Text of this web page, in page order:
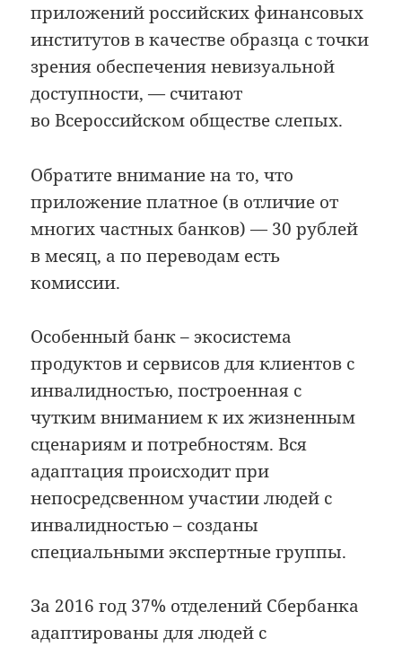
приложений российских финансовых
институтов в качестве образца с точки
зрения обеспечения невизуальной
доступности, — считают
во Всероссийском обществе слепых.
Обратите внимание на то, что
приложение платное (в отличие от
многих частных банков) — 30 рублей
в месяц, а по переводам есть
комиссии.
Особенный банк – экосистема
продуктов и сервисов для клиентов с
инвалидностью, построенная с
чутким вниманием к их жизненным
сценариям и потребностям. Вся
адаптация происходит при
непосредсвенном участии людей с
инвалидностью – созданы
специальными экспертные группы.
За 2016 год 37% отделений Сбербанка
адаптированы для людей с